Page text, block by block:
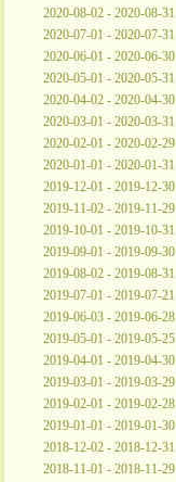
2020-08-02 - 2020-08-31
2020-07-01 - 2020-07-31
2020-06-01 - 2020-06-30
2020-05-01 - 2020-05-31
2020-04-02 - 2020-04-30
2020-03-01 - 2020-03-31
2020-02-01 - 2020-02-29
2020-01-01 - 2020-01-31
2019-12-01 - 2019-12-30
2019-11-02 - 2019-11-29
2019-10-01 - 2019-10-31
2019-09-01 - 2019-09-30
2019-08-02 - 2019-08-31
2019-07-01 - 2019-07-21
2019-06-03 - 2019-06-28
2019-05-01 - 2019-05-25
2019-04-01 - 2019-04-30
2019-03-01 - 2019-03-29
2019-02-01 - 2019-02-28
2019-01-01 - 2019-01-30
2018-12-02 - 2018-12-31
2018-11-01 - 2018-11-29